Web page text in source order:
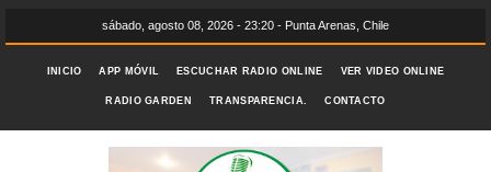
sábado, agosto 08, 2026 - 23:20 - Punta Arenas, Chile
INICIO APP MÓVIL ESCUCHAR RADIO ONLINE VER VIDEO ONLINE
RADIO GARDEN TRANSPARENCIA. CONTACTO